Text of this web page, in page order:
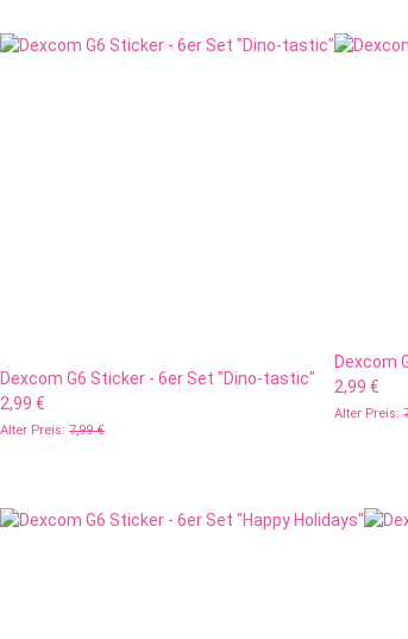
Dexcom G6 Sticker - 6er Set "Dino-tastic"
2,99 €
Alter Preis: 7,99 €
Dexcom
2,99 €
Alter Preis: